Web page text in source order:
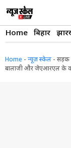
content
Home बिहार
Home - न्यूज़ स्केल - सड़क
बालाजी और जेएआरएल के